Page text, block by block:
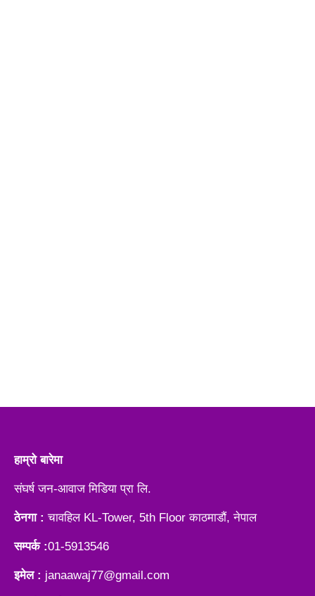
हाम्रो बारेमा
संघर्ष जन-आवाज मिडिया प्रा लि.
ठेनगा : चावहिल KL-Tower, 5th Floor काठमाडौं, नेपाल
सम्पर्क :01-5913546
इमेल : janaawaj77@gmail.com